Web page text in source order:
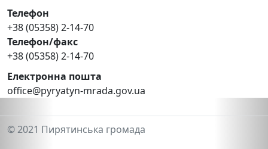
Телефон
+38 (05358) 2-14-70
Телефон/факс
+38 (05358) 2-14-70
Електронна пошта
office@pyryatyn-mrada.gov.ua
© 2021 Пирятинська громада